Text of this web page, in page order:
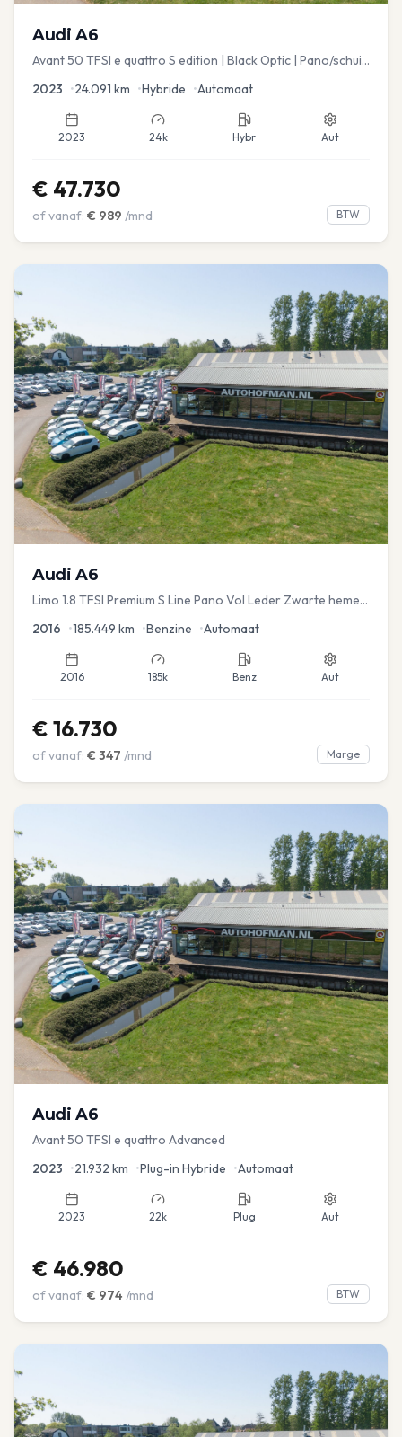
Audi A6
Avant 50 TFSI e quattro S edition | Black Optic | Pano/schuif
2023 •24.091 km •Hybride •Automaat
2023 24k Hybr Aut
€ 47.730
of vanaf: € 989 /mnd BTW
Audi A6
Limo 1.8 TFSI Premium S Line Pano Vol Leder Zwarte hemel
2016 •185.449 km •Benzine •Automaat
2016 185k Benz Aut
€ 16.730
of vanaf: € 347 /mnd Marge
Audi A6
Avant 50 TFSI e quattro Advanced
2023 •21.932 km •Plug-in Hybride •Automaat
2023 22k Plug Aut
€ 46.980
of vanaf: € 974 /mnd BTW